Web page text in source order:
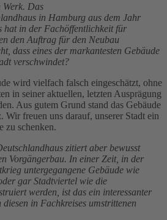
Werk. Das
in Hamburg aus dem Jahr
hat in der Fachöffentlichkeit für
den Auftrag für den Neubau
dass eines der markantesten Gebäude
verschwindet?
wird vielfach falsch eingeschätzt, ohne
in seiner aktuellen, letzten Ausprägung
Aus gutem Grund stand das Gebäude
Wir freuen uns darauf, unserer Stadt ein
zu schenken.
zitiert aber bewusst
Vorgängerbau. In einer Zeit, in der
untergegangene Gebäude wie
gar Stadtviertel wie die
werden, ist das ein interessanter
diesen in Fachkreises umstrittenen